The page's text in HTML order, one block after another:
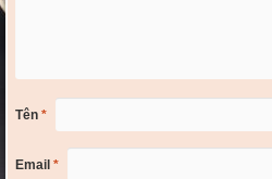
Tên *
Email *